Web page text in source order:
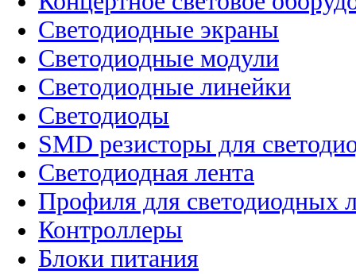
Cветодиодные экраны
Светодиодные модули
Светодиодные линейки
Светодиоды
SMD резисторы для
Светодиодная лента
Профиля для светодиодных
Контроллеры
Блоки питания